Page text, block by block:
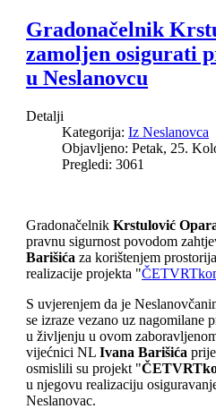
Gradonačelnik
zamoljen osigurati
u Neslanovcu
Detalji
Kategorija:Iz Neslanovca
Objavljeno: Petak, 25.
Pregledi: 3061
GradonačelnikKrstulović
pravnu sigurnost povodom
Barišića za korištenjem
realizacije projekta "
S uvjerenjem da je
se izraze vezano uz nagomilane
u življenju u ovom
vijećnici NLIvana Barišića
osmislili su projekt "
u njegovu realizaciju
Neslanovac.